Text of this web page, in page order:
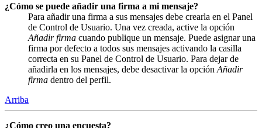
¿Cómo se puede añadir una firma a mi mensaje?
Para añadir una firma a sus mensajes debe crearla en el Panel
de Control de Usuario. Una vez creada, active la opción
Añadir firma cuando publique un mensaje. Puede asignar una
firma por defecto a todos sus mensajes activando la casilla
correcta en su Panel de Control de Usuario. Para dejar de
añadirla en los mensajes, debe desactivar la opción Añadir
firma dentro del perfil.
Arriba
¿Cómo creo una encuesta?